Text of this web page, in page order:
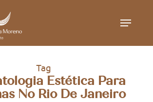
Menu
Tag
Estética Para
No Rio De Janeiro